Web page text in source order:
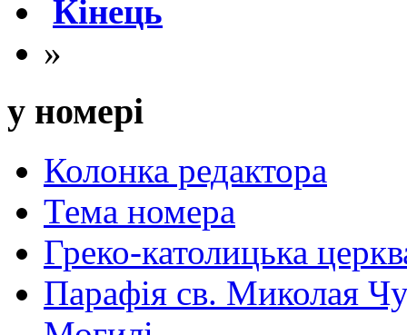
Кінець
»
у номері
Колонка редактора
Тема номера
Греко-католицька
Парафія св. Миколая